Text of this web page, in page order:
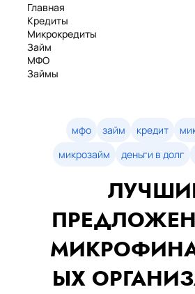
Главная
Кредиты
Микрокредиты
Займ
МФО
Займы
Займы онлайн
Денежные кредиты
мфо займ кредит
микрозайм
деньги в долг
ЫХ